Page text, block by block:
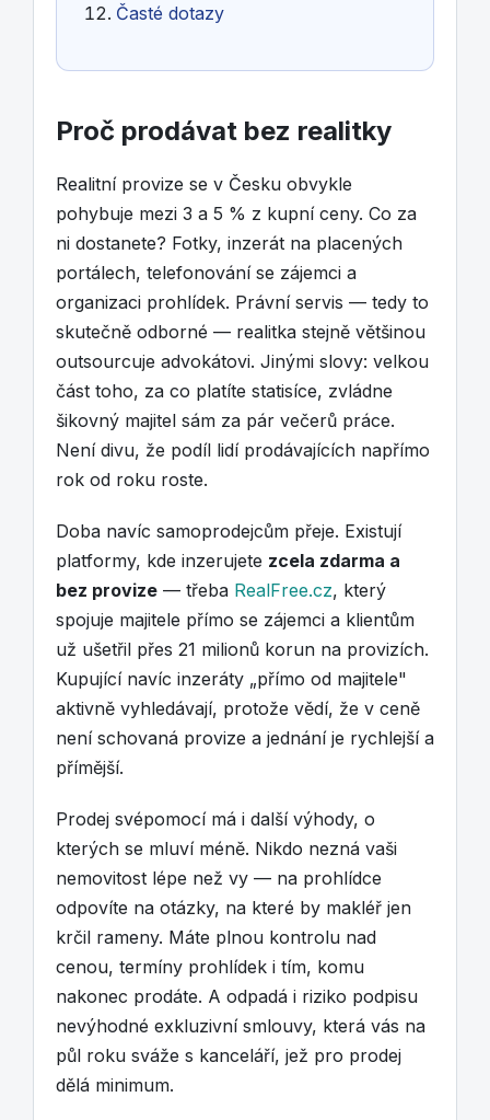
Časté dotazy
Proč prodávat bez realitky
Realitní provize se v Česku obvykle
pohybuje mezi 3 a 5 % z kupní ceny. Co za
ni dostanete? Fotky, inzerát na placených
portálech, telefonování se zájemci a
organizaci prohlídek. Právní servis — tedy to
skutečně odborné — realitka stejně většinou
outsourcuje advokátovi. Jinými slovy: velkou
část toho, za co platíte statisíce, zvládne
šikovný majitel sám za pár večerů práce.
Není divu, že podíl lidí prodávajících napřímo
rok od roku roste.
Doba navíc samoprodejcům přeje. Existují
platformy, kde inzerujete zcela zdarma a
bez provize — třeba RealFree.cz, který
spojuje majitele přímo se zájemci a klientům
už ušetřil přes 21 milionů korun na provizích.
Kupující navíc inzeráty „přímo od majitele"
aktivně vyhledávají, protože vědí, že v ceně
není schovaná provize a jednání je rychlejší a
přímější.
Prodej svépomocí má i další výhody, o
kterých se mluví méně. Nikdo nezná vaši
nemovitost lépe než vy — na prohlídce
odpovíte na otázky, na které by makléř jen
krčil rameny. Máte plnou kontrolu nad
cenou, termíny prohlídek i tím, komu
nakonec prodáte. A odpadá i riziko podpisu
nevýhodné exkluzivní smlouvy, která vás na
půl roku sváže s kanceláří, jež pro prodej
dělá minimum.